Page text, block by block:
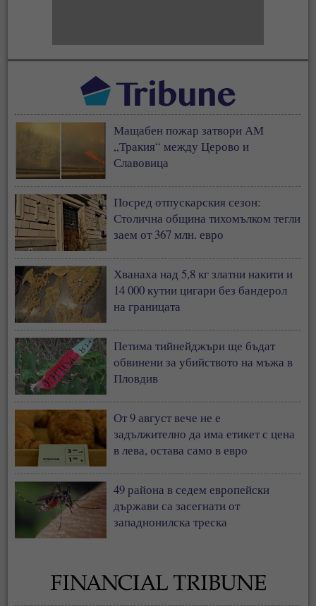
Мащабен пожар затвори АМ
„Тракия“ между Церово и
Славовица
Посред отпускарския сезон:
Столична община тихомълком тегли
заем от 367 млн. евро
Хванаха над 5,8 кг златни накити и
14 000 кутии цигари без бандерол
на границата
Петима тийнейджъри ще бъдат
обвинени за убийството на мъжа в
Пловдив
От 9 август вече не е
задължително да има етикет с цена
в лева, остава само в евро
49 района в седем европейски
държави са засегнати от
западнонилска треска